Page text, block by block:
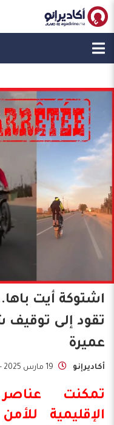
اشتوكة أيت
تقود إلى
عميرة
أكاديرإنو 19 مارس 2025 - 20:26
تمكنت
الإقليمية